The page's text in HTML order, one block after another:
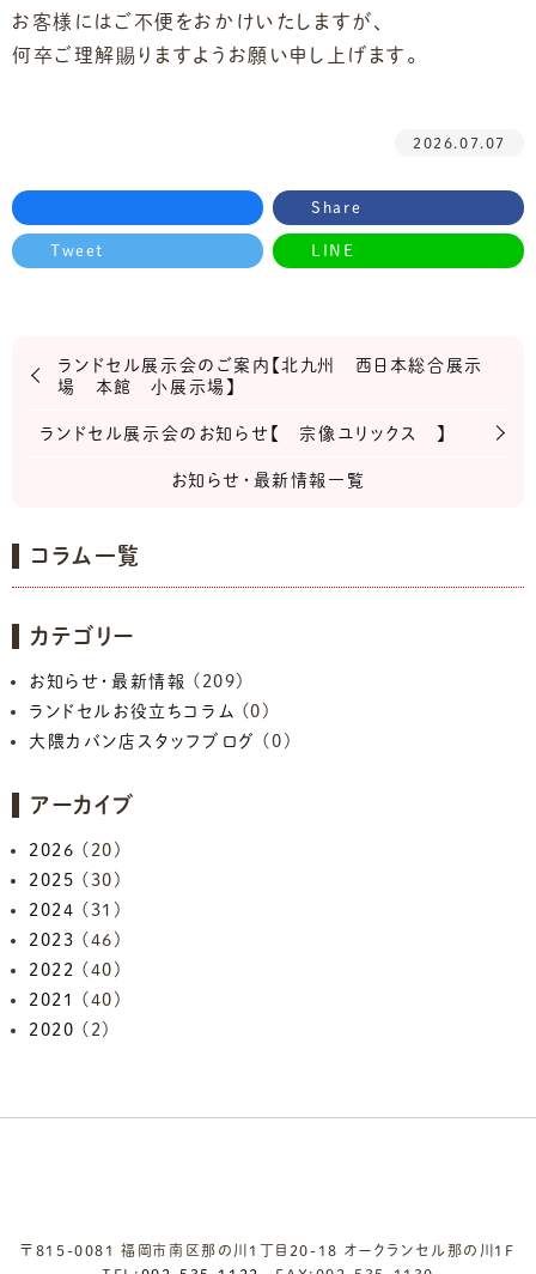
お客様にはご不便をおかけいたしますが、
何卒ご理解賜りますようお願い申し上げます。
2026.07.07
Share
Tweet LINE
ランドセル展示会のご案内【北九州 西日本総合展示
場 本館 小展示場】
ランドセル展示会のお知らせ【 宗像ユリックス 】
お知らせ・最新情報一覧
コラム一覧
カテゴリー
お知らせ・最新情報
(209)
ランドセルお役立ちコラム
(0)
大隈カバン店スタッフブログ
(0)
アーカイブ
2026 (20)
2025 (30)
2024 (31)
2023 (46)
2022
(40)
2021
(40)
2020 (2)
〒815-0081 福岡市南区那の川1丁目20-18 オークランセル那の川1F